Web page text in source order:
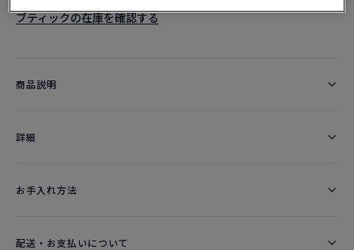
ブティックの在庫を確認する​
商品説明
詳細​
お手入れ方法
配送・お支払いについて